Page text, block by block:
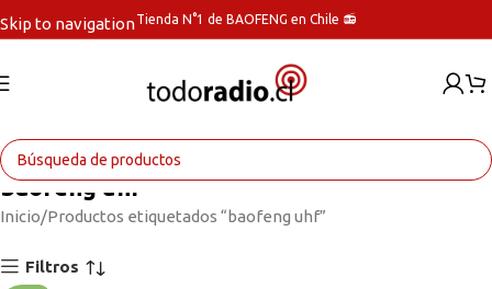
Skip to navigationTienda N°1 de BAOFENG en Chile 📻
baofeng uhf
Inicio Productos etiquetados “baofeng uhf”
Filtros